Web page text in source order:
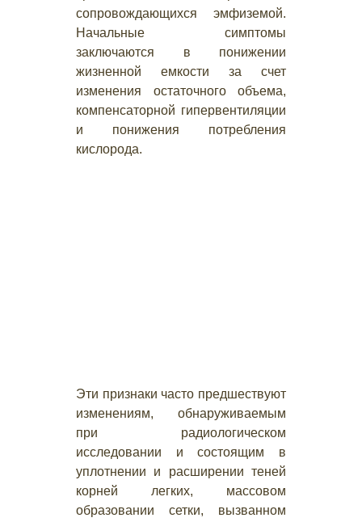
сопровождающихся эмфиземой.
Начальные симптомы
заключаются в понижении
жизненной емкости за счет
изменения остаточного объема,
компенсаторной гипервентиляции
и понижения потребления
кислорода.
Эти признаки часто предшествуют
изменениям, обнаруживаемым
при радиологическом
исследовании и состоящим в
уплотнении и расширении теней
корней легких, массовом
образовании сетки, вызванном